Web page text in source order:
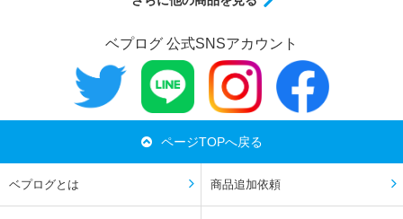
ベプログ 公式SNSアカウント
ページTOPへ戻る
ベプログとは 商品追加依頼